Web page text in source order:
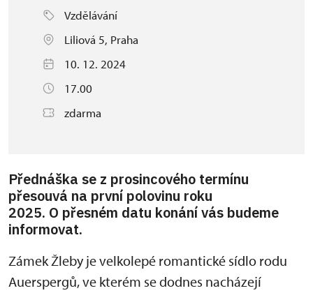
Vzdělávání
Liliová 5, Praha
10. 12. 2024
17.00
zdarma
Přednáška se z prosincového termínu
přesouvá na první polovinu roku
2025. O přesném datu konání vás budeme
informovat.
Zámek Žleby je velkolepé romantické sídlo rodu
Auerspergů, ve kterém se dodnes nacházejí